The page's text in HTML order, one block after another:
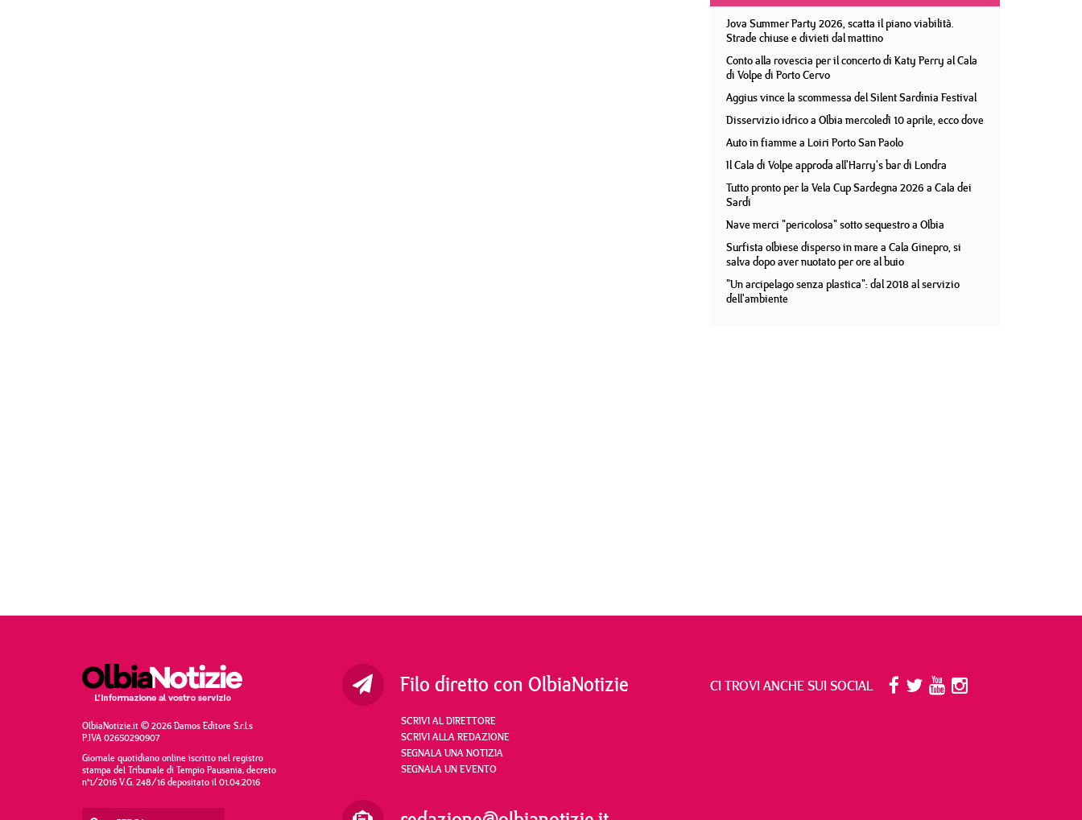
Jova Summer Party 2026, scatta il piano viabilità.
Strade chiuse e divieti dal mattino
Conto alla rovescia per il concerto di Katy Perry al Cala
di Volpe di Porto Cervo
Aggius vince la scommessa del Silent Sardinia Festival
Disservizio idrico a Olbia mercoledì 10 aprile, ecco dove
Auto in fiamme a Loiri Porto San Paolo
Il Cala di Volpe approda all'Harry's bar di Londra
Tutto pronto per la Vela Cup Sardegna 2026 a Cala dei
Sardi
Nave merci "pericolosa" sotto sequestro a Olbia
Surfista olbiese disperso in mare a Cala Ginepro, si
salva dopo aver nuotato per ore al buio
"Un arcipelago senza plastica": dal 2018 al servizio
dell'ambiente
OlbiaNotizie.it © 2026 Damos Editore S.r.l.s
P.IVA 02650290907
Giornale quotidiano online iscritto nel registro
stampa del Tribunale di Tempio Pausania, decreto
n°1/2016 V.G. 248/16 depositato il 01.04.2016
Filo diretto con OlbiaNotizie
SCRIVI AL DIRETTORE
SCRIVI ALLA REDAZIONE
SEGNALA UNA NOTIZIA
SEGNALA UN EVENTO
CI TROVI ANCHE SUI SOCIAL